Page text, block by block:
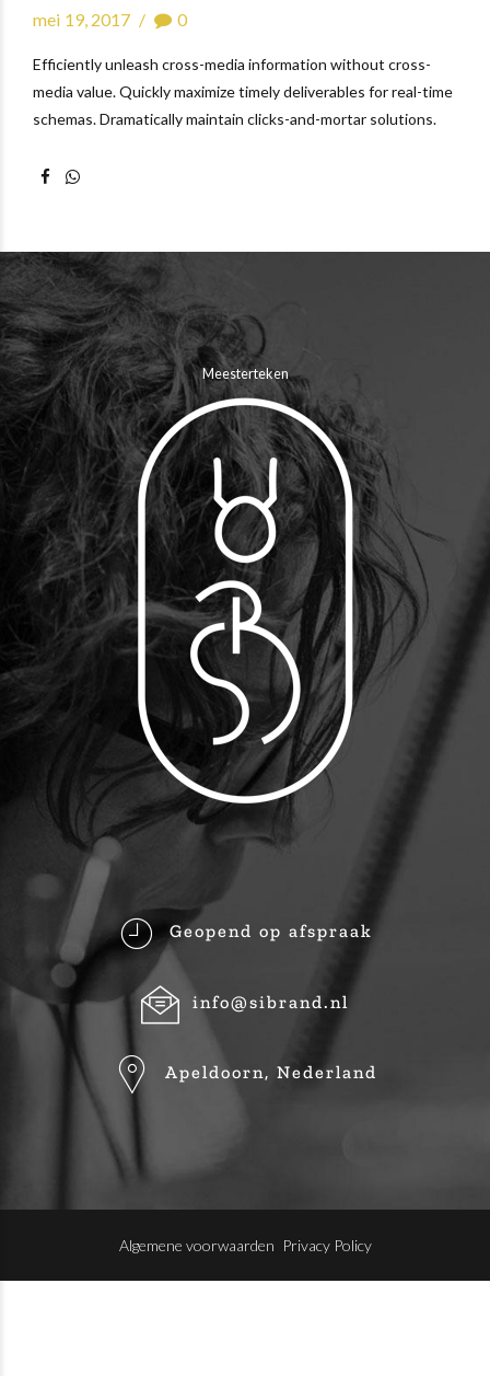
mei 19, 2017 0
Efficiently unleash cross-media information without cross-
media value. Quickly maximize timely deliverables for real-time
schemas. Dramatically maintain clicks-and-mortar solutions.
Meesterteken
Geopend op afspraak
info@sibrand.nl
Apeldoorn, Nederland
Algemene voorwaarden Privacy Policy